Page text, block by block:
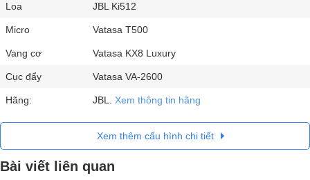
Loa JBL Ki512
Micro Vatasa T500
Vang cơ Vatasa KX8 Luxury
Cục đẩy Vatasa VA-2600
Hãng: JBL. Xem thông tin hãng
Xem thêm cấu hình chi tiết
Bài viết liên quan